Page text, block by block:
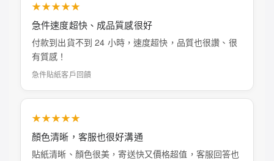
★★★★★
急件速度超快、成品質感很好
付款到出貨不到 24 小時，速度超快，品質也很讚、很
有質感！
急件貼紙客戶回饋
★★★★★
顏色清晰，客服也很好溝通
貼紙清晰、顏色很美，寄送快又價格超值，客服回答也